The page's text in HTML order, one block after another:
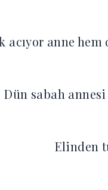
acıyor anne
Dün sabah annesi
Elinden